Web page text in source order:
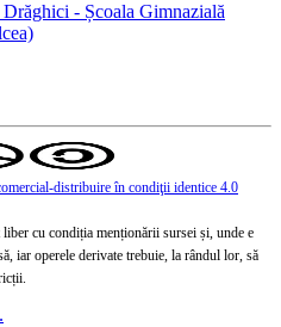
- Școala Gimnazială
distribuire în condiţii identice 4.0
cu condiția menționării sursei și, unde e
iar operele derivate trebuie, la rândul lor, să